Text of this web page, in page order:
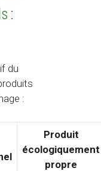
:
du
:
Produit
écologiquement
propre